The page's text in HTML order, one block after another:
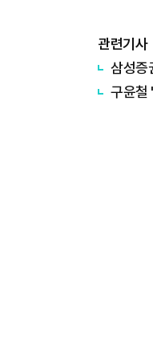
관련기사
삼성증
구윤철